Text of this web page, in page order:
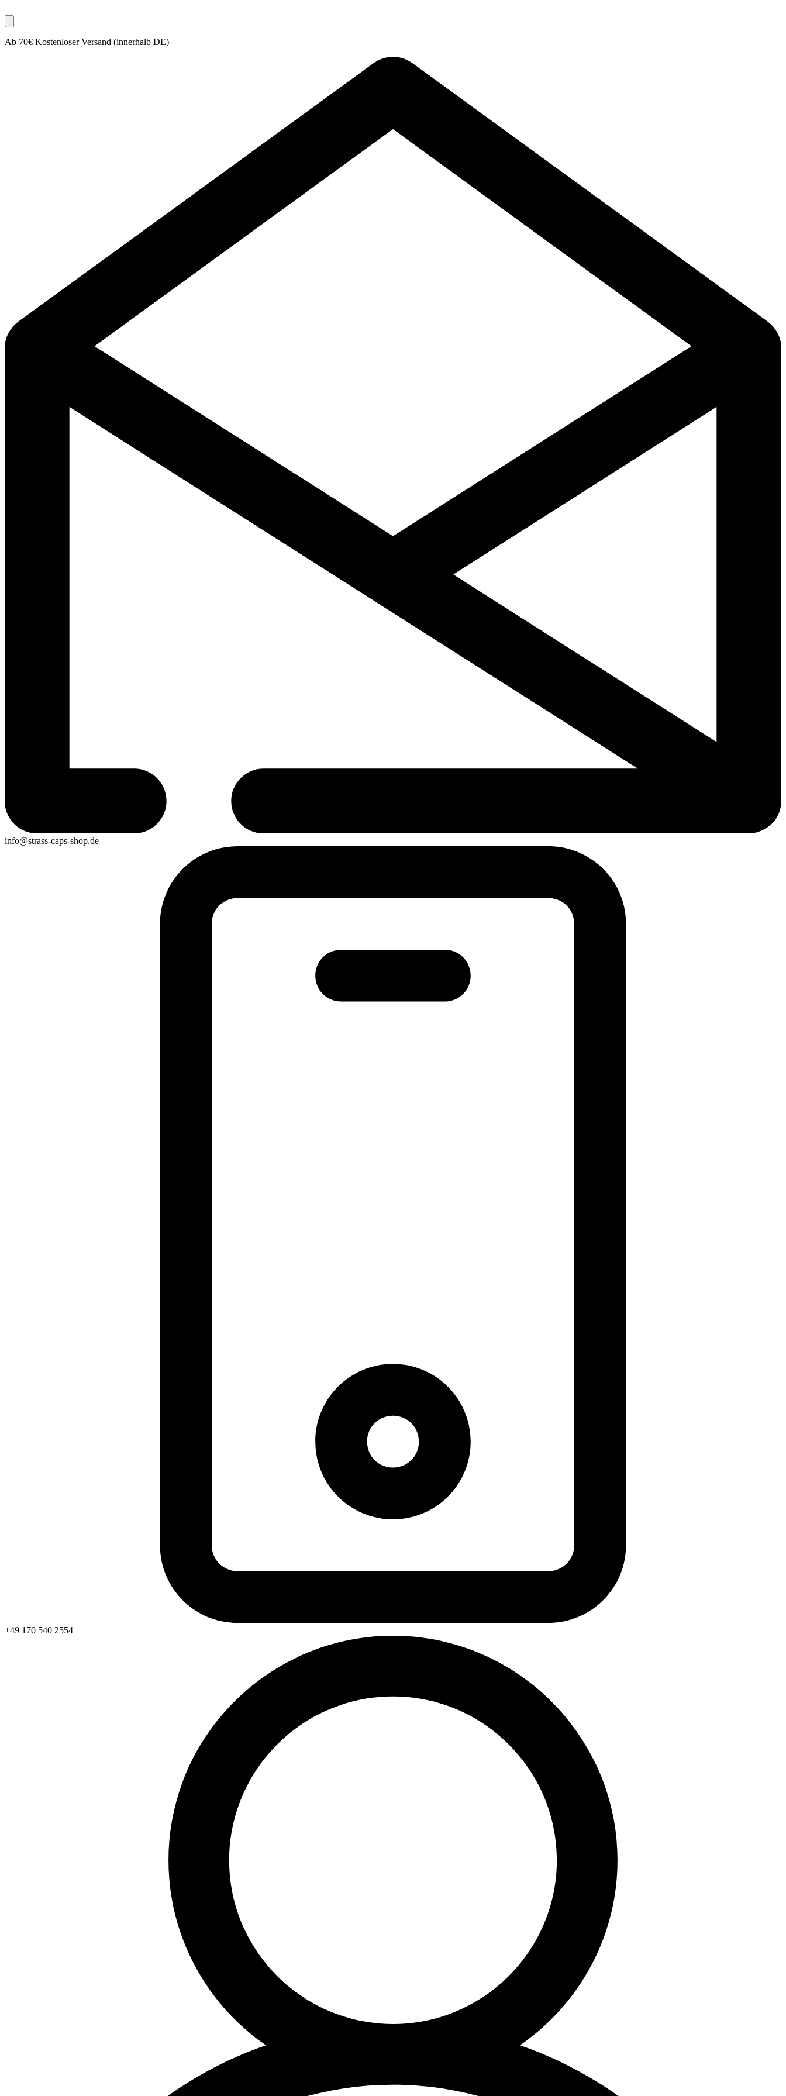
Ab 70€ Kostenloser Versand (innerhalb DE)
info@strass-caps-shop.de
+49 170 540 2554